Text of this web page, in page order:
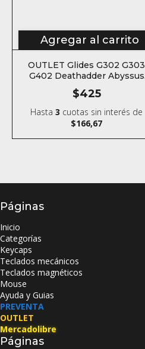
Agregar al carrito
OUTLET Glides G302 G303
G402 Deathadder Abyssus
2014 Teflón para mouse
$425
Hasta3 cuotas sin interés de
$166,67
Páginas
Inicio
Categorías
Keycaps
Teclados mecánicos
Teclados magnéticos
Mouse
Ayuda y Guias
PREVENTA
OUTLET
Mercadolibre
Páginas